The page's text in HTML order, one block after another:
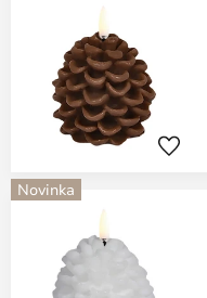
Novinka